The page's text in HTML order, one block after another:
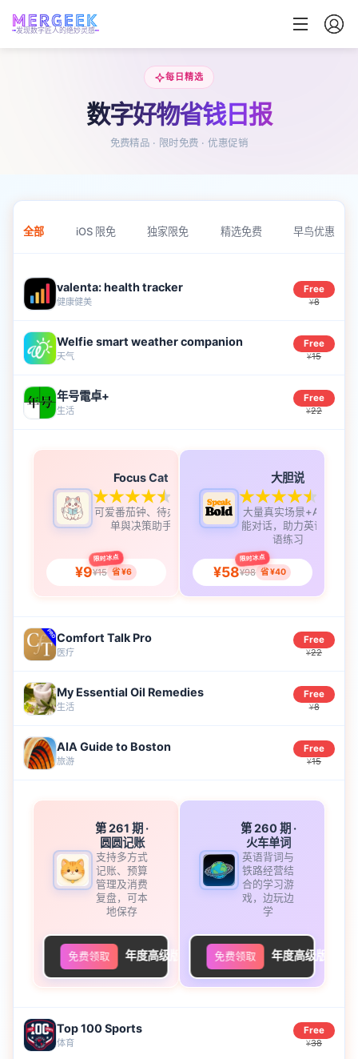
发现数字匠人的绝妙灵感
每日精选
数字好物省钱日报
免费精品 · 限时免费 · 优惠促销
全部 iOS 限免 独家限免 精选免费 早鸟优惠
valenta: health tracker
健康健美
Free
¥8
Welfie smart weather companion
天气
Free
¥15
年号電卓+
生活
Free
¥22
Focus Cat
可爱番茄钟、待办清
单與决策助手
限时冰点
¥9¥15 省 ¥6
大胆说
大量真实场景+AI智
能对话，助力英语口
语练习
限时冰点
¥58¥98 省 ¥40
Comfort Talk Pro
医疗
Free
¥22
My Essential Oil Remedies
生活
Free
¥8
AIA Guide to Boston
旅游
Free
¥15
第 261 期 ·
圆圆记账
支持多方式
记账、预算
管理及消费
复盘，可本
地保存
免费领取 年度高级版
第 260 期 ·
火车单词
英语背词与
铁路经营结
合的学习游
戏，边玩边
学
免费领取 年度高级版
Top 100 Sports
体育
Free
¥38